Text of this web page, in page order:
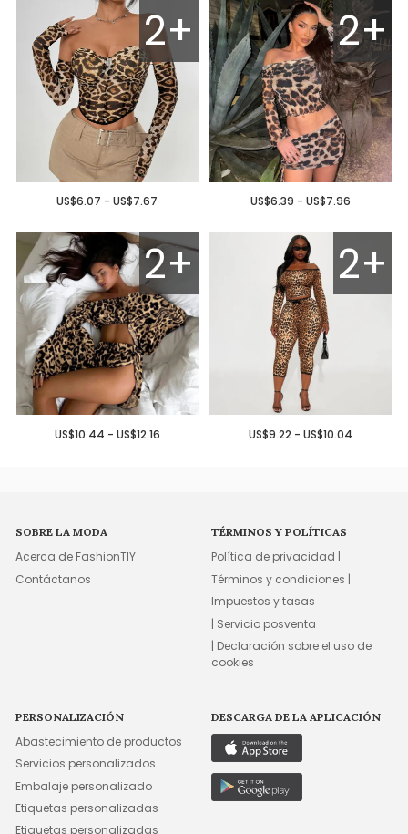
2+
US$6.07 - US$7.67
2+
US$6.39 - US$7.96
2+
US$10.44 - US$12.16
2+
US$9.22 - US$10.04
SOBRE LA MODA
Acerca de FashionTIY
Contáctanos
TÉRMINOS Y POLÍTICAS
Política de privacidad |
Términos y condiciones |
Impuestos y tasas
| Servicio posventa
| Declaración sobre el uso de
cookies
PERSONALIZACIÓN
Abastecimiento de productos
Servicios personalizados
Embalaje personalizado
Etiquetas personalizadas
Etiquetas personalizadas
DESCARGA DE LA APLICACIÓN